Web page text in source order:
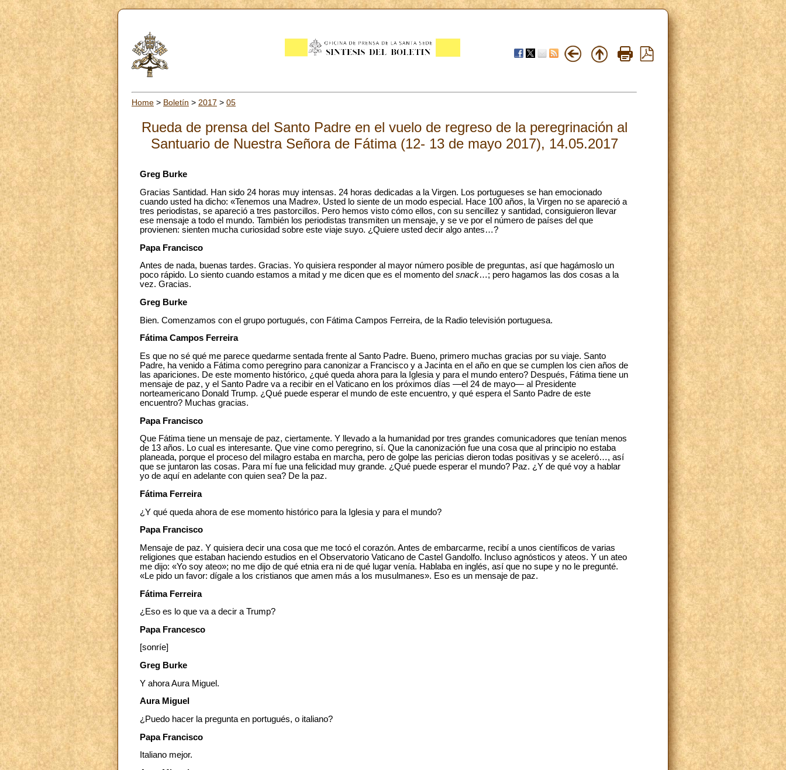
Home > Boletín > 2017 > 05
Rueda de prensa del Santo Padre en el vuelo de regreso de la peregrinación al
Santuario de Nuestra Señora de Fátima (12- 13 de mayo 2017), 14.05.2017
Greg Burke
Gracias Santidad. Han sido 24 horas muy intensas. 24 horas dedicadas a la Virgen. Los portugueses se han emocionado
cuando usted ha dicho: «Tenemos una Madre». Usted lo siente de un modo especial. Hace 100 años, la Virgen no se apareció a
tres periodistas, se apareció a tres pastorcillos. Pero hemos visto cómo ellos, con su sencillez y santidad, consiguieron llevar
ese mensaje a todo el mundo. También los periodistas transmiten un mensaje, y se ve por el número de países del que
provienen: sienten mucha curiosidad sobre este viaje suyo. ¿Quiere usted decir algo antes…?
Papa Francisco
Antes de nada, buenas tardes. Gracias. Yo quisiera responder al mayor número posible de preguntas, así que hagámoslo un
poco rápido. Lo siento cuando estamos a mitad y me dicen que es el momento del snack…; pero hagamos las dos cosas a la
vez. Gracias.
Greg Burke
Bien. Comenzamos con el grupo portugués, con Fátima Campos Ferreira, de la Radio televisión portuguesa.
Fátima Campos Ferreira
Es que no sé qué me parece quedarme sentada frente al Santo Padre. Bueno, primero muchas gracias por su viaje. Santo
Padre, ha venido a Fátima como peregrino para canonizar a Francisco y a Jacinta en el año en que se cumplen los cien años de
las apariciones. De este momento histórico, ¿qué queda ahora para la Iglesia y para el mundo entero? Después, Fátima tiene un
mensaje de paz, y el Santo Padre va a recibir en el Vaticano en los próximos días ―el 24 de mayo― al Presidente
norteamericano Donald Trump. ¿Qué puede esperar el mundo de este encuentro, y qué espera el Santo Padre de este
encuentro? Muchas gracias.
Papa Francisco
Que Fátima tiene un mensaje de paz, ciertamente. Y llevado a la humanidad por tres grandes comunicadores que tenían menos
de 13 años. Lo cual es interesante. Que vine como peregrino, sí. Que la canonización fue una cosa que al principio no estaba
planeada, porque el proceso del milagro estaba en marcha, pero de golpe las pericias dieron todas positivas y se aceleró…, así
que se juntaron las cosas. Para mí fue una felicidad muy grande. ¿Qué puede esperar el mundo? Paz. ¿Y de qué voy a hablar
yo de aquí en adelante con quien sea? De la paz.
Fátima Ferreira
¿Y qué queda ahora de ese momento histórico para la Iglesia y para el mundo?
Papa Francisco
Mensaje de paz. Y quisiera decir una cosa que me tocó el corazón. Antes de embarcarme, recibí a unos científicos de varias
religiones que estaban haciendo estudios en el Observatorio Vaticano de Castel Gandolfo. Incluso agnósticos y ateos. Y un ateo
me dijo: «Yo soy ateo»; no me dijo de qué etnia era ni de qué lugar venía. Hablaba en inglés, así que no supe y no le pregunté.
«Le pido un favor: dígale a los cristianos que amen más a los musulmanes». Eso es un mensaje de paz.
Fátima Ferreira
¿Eso es lo que va a decir a Trump?
Papa Francesco
[sonríe]
Greg Burke
Y ahora Aura Miguel.
Aura Miguel
¿Puedo hacer la pregunta en portugués, o italiano?
Papa Francisco
Italiano mejor.